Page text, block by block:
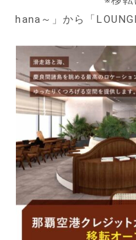
hana～」から「